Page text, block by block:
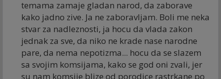
temama zamaje gladan narod, da zaborave
kako jadno zive. Ja ne zaboravljam. Boli me neka
stvar za nadleznosti, ja hocu da vlada zakon
jednak za sve, da niko ne krade nase narodne
pare, da nema nepotizma... hocu da se slazem
sa svojim komsijama, kako se god oni zvali, jer
su nam komsije blize od porodice rastrkane po